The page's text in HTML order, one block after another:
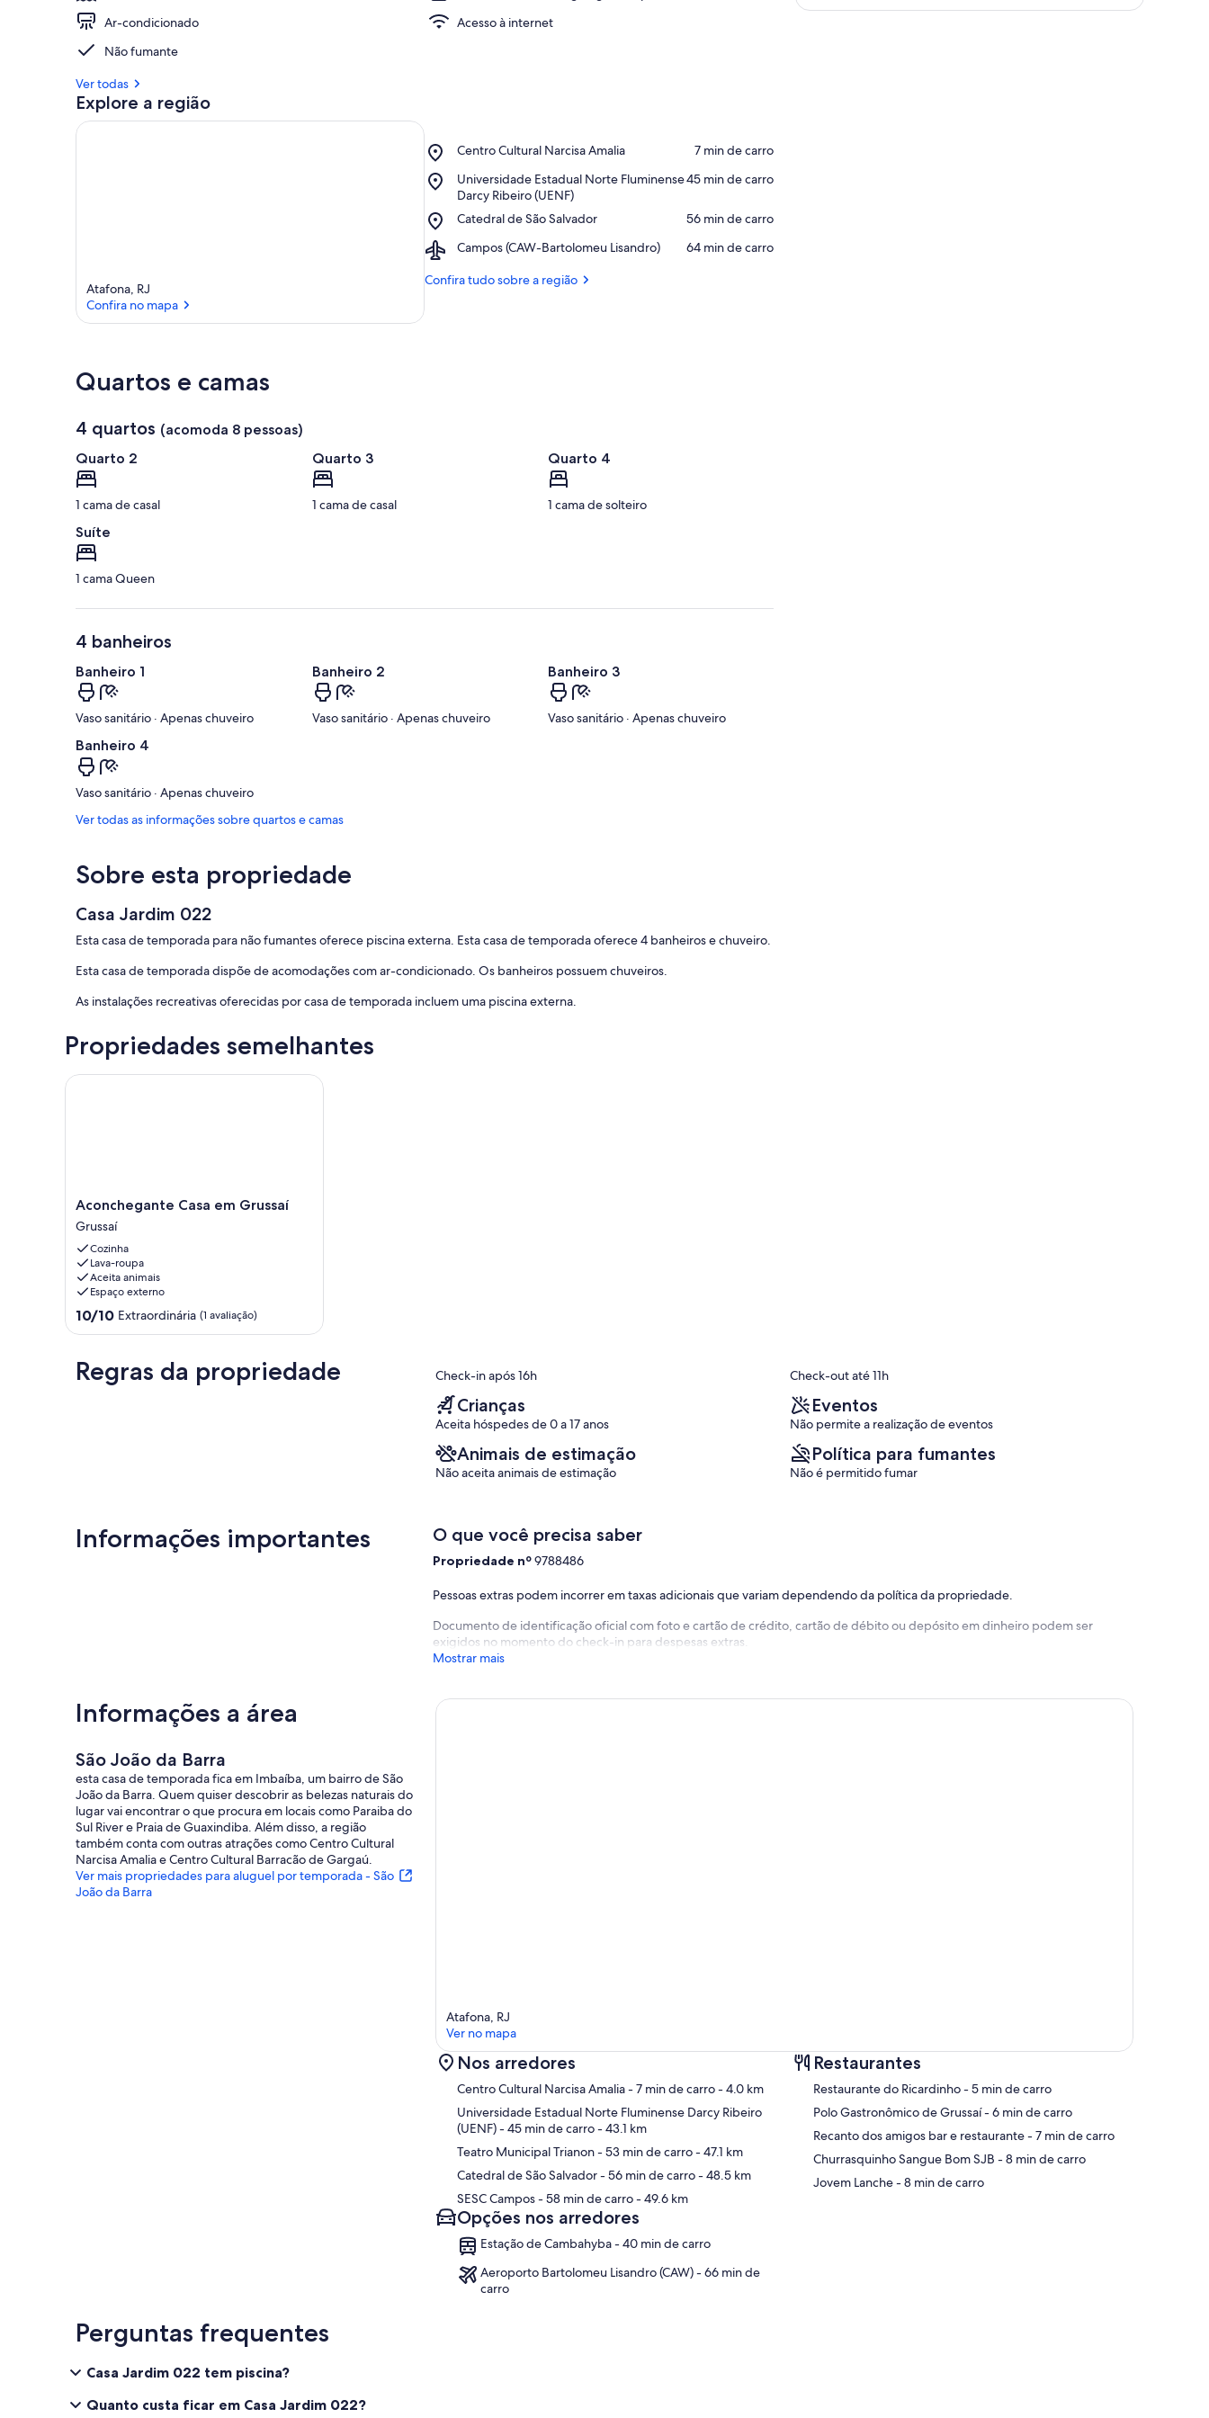
Ar-condicionado
Acesso à internet
Não fumante
Ver todas
Explore a região
Atafona, RJ
Confira no mapa
Centro Cultural Narcisa Amalia
Place,
Cultural
Narcisa
Amalia
‪7 min de carro‬
Universidade Estadual Norte Fluminense
Darcy Ribeiro (UENF)
Place,
Universidade
Estadual
Norte
Fluminense
Darcy
Ribeiro
‪45 min de carro‬
Catedral de São Salvador
Place,
de
Salvador
‪56 min de carro‬
Campos (CAW-Bartolomeu Lisandro)
Airport,
(CAW-
‪64 min de carro‬
Confira tudo sobre a região
Quartos e camas
4 quartos (acomoda 8 pessoas)
Quarto 2
1 cama de casal
Quarto 3
1 cama de casal
Quarto 4
1 cama de solteiro
Suíte
1 cama Queen
4 banheiros
Banheiro 1
Vaso sanitário · Apenas chuveiro
Banheiro 2
Vaso sanitário · Apenas chuveiro
Banheiro 3
Vaso sanitário · Apenas chuveiro
Banheiro 4
Vaso sanitário · Apenas chuveiro
Ver todas as informações sobre quartos e camas
Sobre esta propriedade
Casa Jardim 022
Esta casa de temporada para não fumantes oferece piscina externa. Esta casa de temporada oferece 4 banheiros e chuveiro.
Esta casa de temporada dispõe de acomodações com ar-condicionado. Os banheiros possuem chuveiros.
As instalações recreativas oferecidas por casa de temporada incluem uma piscina externa.
Propriedades semelhantes
Aconchegante
Casa
em
Grussaí
Grussaí
Aconchegante Casa em Grussaí
Grussaí
Cozinha
Lava-roupa
Aceita animais
Espaço externo
10.0
de
Extraordinária,
(1
10/10 Extraordinária (1 avaliação)
Aconchegante Casa em Grussaí
Regras da propriedade Check-in após 16h Check-out até 11h
Crianças
Aceita hóspedes de 0 a 17 anos
Eventos
Não permite a realização de eventos
Animais de estimação
Não aceita animais de estimação
Política para fumantes
Não é permitido fumar
Informações importantes O que você precisa saber
Propriedade nº9788486
Pessoas extras podem incorrer em taxas adicionais que variam dependendo da política da propriedade.
Documento de identificação oficial com foto e cartão de crédito, cartão de débito ou depósito em dinheiro podem ser
exigidos no momento do check-in para despesas extras.
Mostrar mais
Informações a área
São João da Barra
esta casa de temporada fica em Imbaíba, um bairro de São
João da Barra. Quem quiser descobrir as belezas naturais do
lugar vai encontrar o que procura em locais como Paraiba do
Sul River e Praia de Guaxindiba. Além disso, a região
também conta com outras atrações como Centro Cultural
Narcisa Amalia e Centro Cultural Barracão de Gargaú.
Ver mais propriedades para aluguel por temporada - São
João da Barra
Atafona, RJ
Ver no mapa
Nos arredores
Centro Cultural Narcisa Amalia- 7 min de carro- 4.0 km
Universidade Estadual Norte Fluminense Darcy Ribeiro
(UENF)- 45 min de carro- 43.1 km
Teatro Municipal Trianon- 53 min de carro- 47.1 km
Catedral de São Salvador- 56 min de carro- 48.5 km
SESC Campos- 58 min de carro- 49.6 km
Opções nos arredores
Estação de Cambahyba - 40 min de carro
Aeroporto Bartolomeu Lisandro (CAW) - 66 min de
carro
Restaurantes
‪Restaurante do Ricardinho - ‬5 min de carro
‪Polo Gastronômico de Grussaí - ‬6 min de carro
‪Recanto dos amigos bar e restaurante - ‬7 min de carro
‪Churrasquinho Sangue Bom SJB - ‬8 min de carro
‪Jovem Lanche - ‬8 min de carro
Perguntas frequentes
Casa Jardim 022 tem piscina?
Quanto custa ficar em Casa Jardim 022?